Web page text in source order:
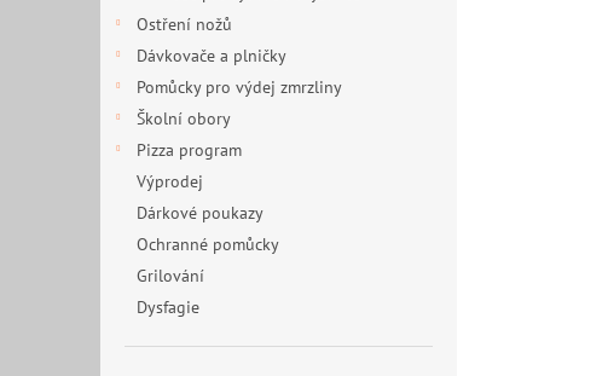
Ostření nožů
Dávkovače a plničky
Pomůcky pro výdej zmrzliny
Školní obory
Pizza program
Výprodej
Dárkové poukazy
Ochranné pomůcky
Grilování
Dysfagie